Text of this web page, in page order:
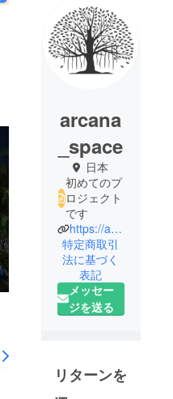
arcana
_space
日本
初めてのプ
ロジェクト
です
https://arcana-co.space/
特定商取引
法に基づく
表記
メッセー
ジを送る
リターンを